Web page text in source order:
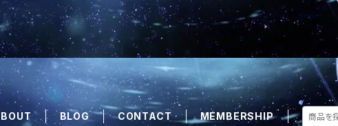
BLOG CONTACT MEMBERSHIP